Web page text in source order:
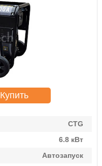
Купить
CTG
6.8 кВт
Автозапуск